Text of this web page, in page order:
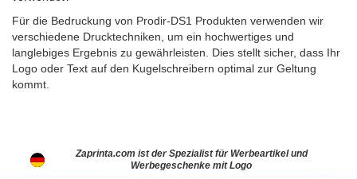
Für die Bedruckung von Prodir-DS1 Produkten verwenden wir
verschiedene Drucktechniken, um ein hochwertiges und
langlebiges Ergebnis zu gewährleisten. Dies stellt sicher, dass Ihr
Logo oder Text auf den Kugelschreibern optimal zur Geltung
kommt.
Zaprinta.com ist der Spezialist für Werbeartikel und
Werbegeschenke mit Logo